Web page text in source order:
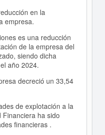
en la
empresa.
es una reducción
de la empresa del
siendo dicha
año 2024.
decreció un 33,54
de explotación a la
ha sido
financieras .